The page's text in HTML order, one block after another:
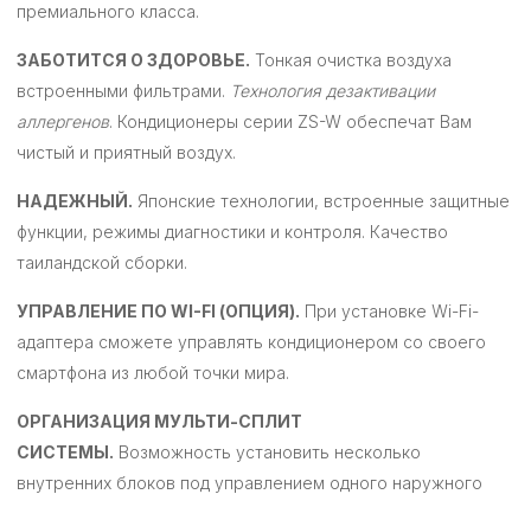
премиального класса.
ЗАБОТИТСЯ О ЗДОРОВЬЕ. Тонкая очистка воздуха
встроенными фильтрами. Технология дезактивации
аллергенов. Кондиционеры серии ZS-W обеспечат Вам
чистый и приятный воздух.
НАДЕЖНЫЙ. Японские технологии, встроенные защитные
функции, режимы диагностики и контроля. Качество
таиландской сборки.
УПРАВЛЕНИЕ ПО WI-FI (ОПЦИЯ). При установке Wi-Fi-
адаптера сможете управлять кондиционером со своего
смартфона из любой точки мира.
ОРГАНИЗАЦИЯ МУЛЬТИ-СПЛИТ
СИСТЕМЫ. Возможность установить несколько
внутренних блоков под управлением одного наружного